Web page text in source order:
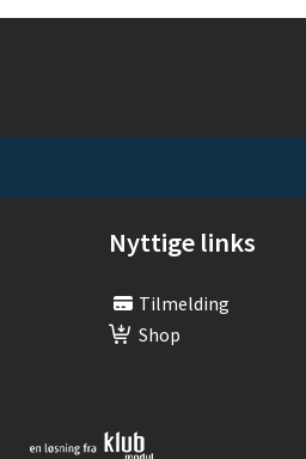
Nyttige links
Tilmelding
Shop